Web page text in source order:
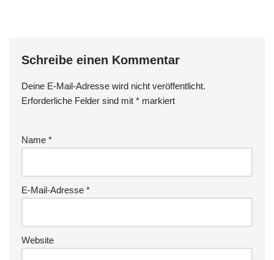
Schreibe einen Kommentar
Deine E-Mail-Adresse wird nicht veröffentlicht.
Erforderliche Felder sind mit * markiert
Name *
E-Mail-Adresse *
Website